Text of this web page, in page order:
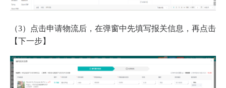
（3）点击申请物流后，在弹窗中先填写报关信息，再点击
【下一步】